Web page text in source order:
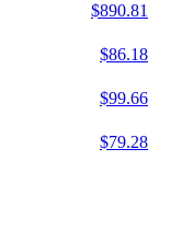
$890.81
$86.18
$99.66
$79.28